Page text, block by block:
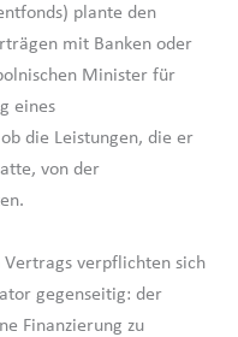
plante den
mit Banken oder
Minister für
eines
die Leistungen, die er
von der
Vertrags verpflichten sich
gegenseitig: der
Finanzierung zu